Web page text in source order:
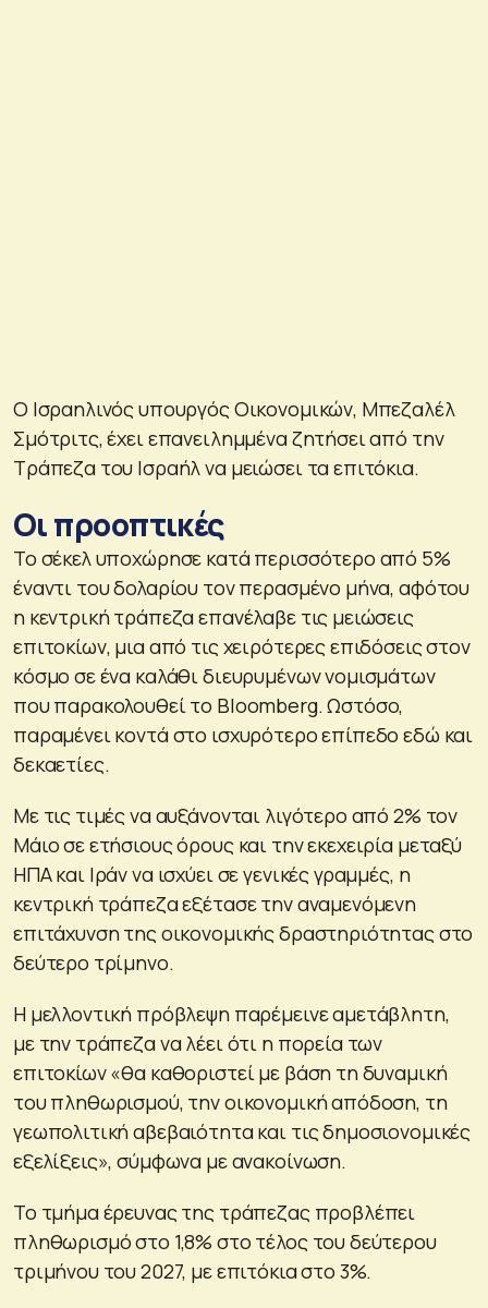
Ο Ισραηλινός υπουργός Οικονομικών, Μπεζαλέλ
Σμότριτς, έχει επανειλημμένα ζητήσει από την
Τράπεζα του Ισραήλ να μειώσει τα επιτόκια.
Οι προοπτικές
Το σέκελ υποχώρησε κατά περισσότερο από 5%
έναντι του δολαρίου τον περασμένο μήνα, αφότου
η κεντρική τράπεζα επανέλαβε τις μειώσεις
επιτοκίων, μια από τις χειρότερες επιδόσεις στον
κόσμο σε ένα καλάθι διευρυμένων νομισμάτων
που παρακολουθεί το Bloomberg. Ωστόσο,
παραμένει κοντά στο ισχυρότερο επίπεδο εδώ και
δεκαετίες.
Με τις τιμές να αυξάνονται λιγότερο από 2% τον
Μάιο σε ετήσιους όρους και την εκεχειρία μεταξύ
ΗΠΑ και Ιράν να ισχύει σε γενικές γραμμές, η
κεντρική τράπεζα εξέτασε την αναμενόμενη
επιτάχυνση της οικονομικής δραστηριότητας στο
δεύτερο τρίμηνο.
Η μελλοντική πρόβλεψη παρέμεινε αμετάβλητη,
με την τράπεζα να λέει ότι η πορεία των
επιτοκίων «θα καθοριστεί με βάση τη δυναμική
του πληθωρισμού, την οικονομική απόδοση, τη
γεωπολιτική αβεβαιότητα και τις δημοσιονομικές
εξελίξεις», σύμφωνα με ανακοίνωση.
Το τμήμα έρευνας της τράπεζας προβλέπει
πληθωρισμό στο 1,8% στο τέλος του δεύτερου
τριμήνου του 2027, με επιτόκια στο 3%.